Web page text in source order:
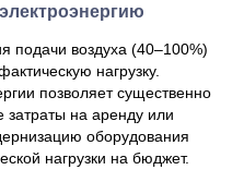
подачи воздуха (40–100%)
нагрузку.
позволяет существенно
затраты на аренду или
оборудования
нагрузки на бюджет.